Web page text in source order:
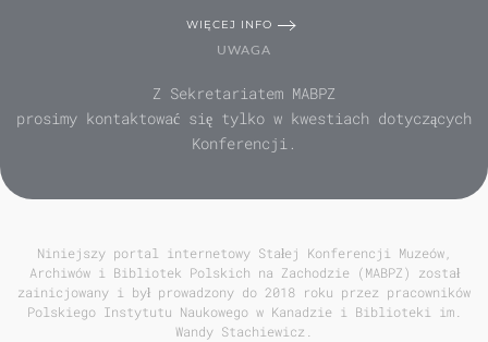
WIĘCEJ INFO
UWAGA
Z Sekretariatem MABPZ
prosimy kontaktować się tylko w kwestiach dotyczących
Konferencji.
Niniejszy portal internetowy Stałej Konferencji Muzeów,
Archiwów i Bibliotek Polskich na Zachodzie (MABPZ) został
zainicjowany i był prowadzony do 2018 roku przez pracowników
Polskiego Instytutu Naukowego w Kanadzie i Biblioteki im.
Wandy Stachiewicz.